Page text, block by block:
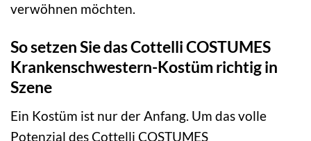
verwöhnen möchten.
So setzen Sie das Cottelli COSTUMES
Krankenschwestern-Kostüm richtig in
Szene
Ein Kostüm ist nur der Anfang. Um das volle
Potenzial des Cottelli COSTUMES